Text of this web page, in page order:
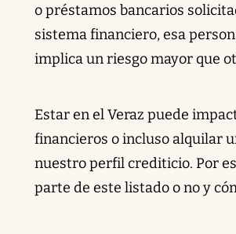
o préstamos bancarios
sistema financiero, esa
implica un riesgo mayor que
Estar en el Veraz puede
financieros o incluso alquilar
nuestro perfil crediticio. Por
parte de este listado o no y